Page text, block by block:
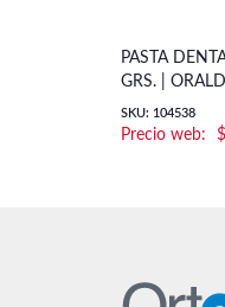
PASTA
GRS. |
SKU: 104538
$